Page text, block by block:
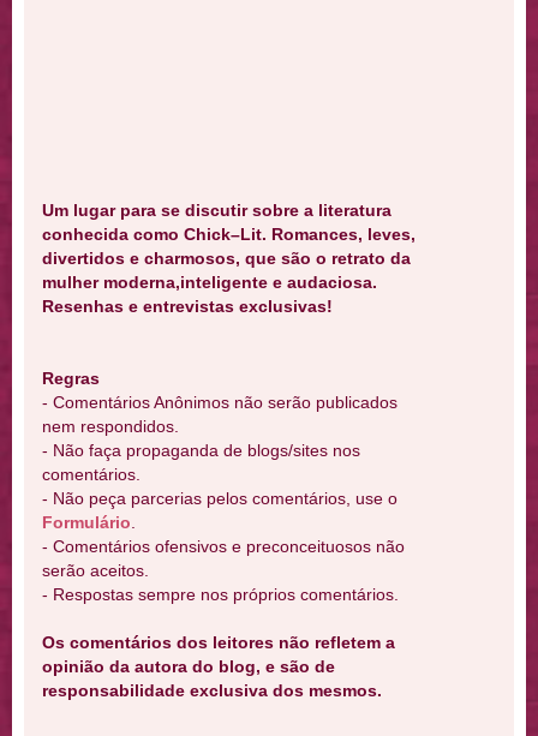
Um lugar para se discutir sobre a literatura
conhecida como Chick–Lit. Romances, leves,
divertidos e charmosos, que são o retrato da
mulher moderna,inteligente e audaciosa.
Resenhas e entrevistas exclusivas!
Regras
- Comentários Anônimos não serão publicados
nem respondidos.
- Não faça propaganda de blogs/sites nos
comentários.
- Não peça parcerias pelos comentários, use o
Formulário
- Comentários ofensivos e preconceituosos não
serão aceitos.
- Respostas sempre nos próprios comentários.
Os comentários dos leitores não refletem a
opinião da autora do blog, e são de
responsabilidade exclusiva dos mesmos.